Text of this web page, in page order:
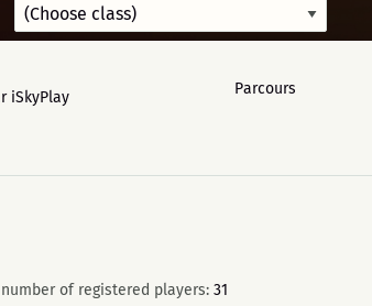
iSkyPlay Parcours
of registered players: 31